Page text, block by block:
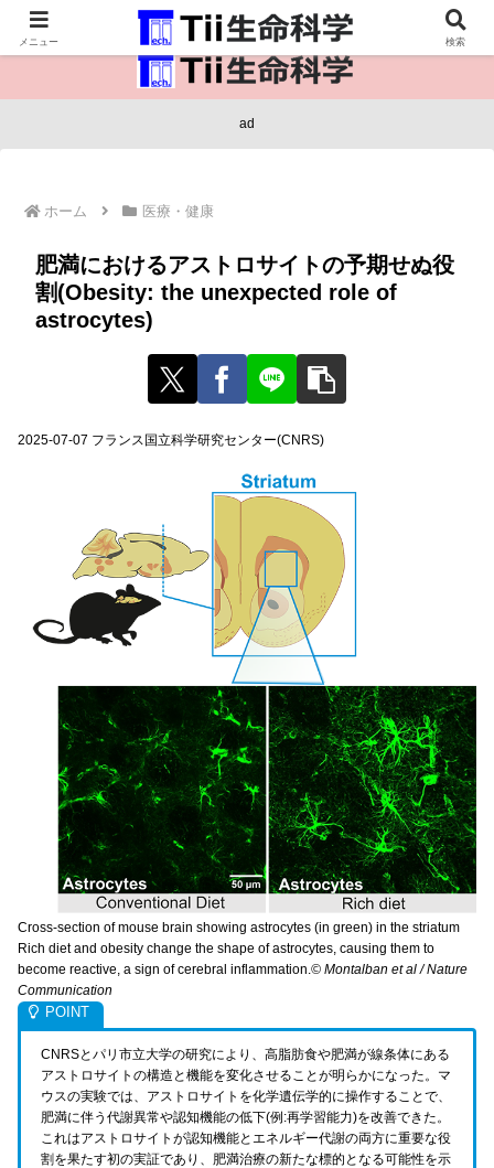
医療保健・生命・生物の情報インフラ。
ad
ホーム 医療・健康
肥満におけるアストロサイトの予期せぬ役
割(Obesity: the unexpected role of
astrocytes)
2025-07-07 フランス国立科学研究センター(CNRS)
Cross-section of mouse brain showing astrocytes (in green) in the striatum
Rich diet and obesity change the shape of astrocytes, causing them to
become reactive, a sign of cerebral inflammation.© Montalban et al / Nature
Communication
CNRSとパリ市立大学の研究により、高脂肪食や肥満が線条体にある
アストロサイトの構造と機能を変化させることが明らかになった。マ
ウスの実験では、アストロサイトを化学遺伝学的に操作することで、
肥満に伴う代謝異常や認知機能の低下(例:再学習能力)を改善できた。
これはアストロサイトが認知機能とエネルギー代謝の両方に重要な役
割を果たす初の実証であり、肥満治療の新たな標的となる可能性を示
メニュー 検索